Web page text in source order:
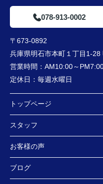
078-913-0002
〒673-0892
兵庫県明石市本町１丁目1-28
営業時間： AM10:00～
定休日： 毎週水曜日
トップページ
スタッフ
お客様の声
ブログ